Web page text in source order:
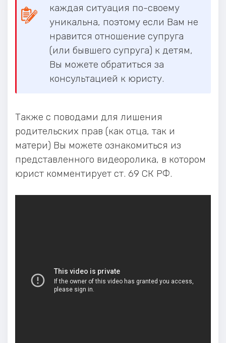
каждая ситуация по-своему
уникальна, поэтому если Вам не
нравится отношение супруга
(или бывшего супруга) к детям,
Вы можете обратиться за
консультацией к юристу.
Также с поводами для лишения
родительских прав (как отца, так и
матери) Вы можете ознакомиться из
представленного видеоролика, в котором
юрист комментирует ст. 69 СК РФ.